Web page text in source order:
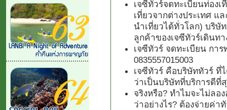
เจซีทัวร์จดทะเบียนท่องเ
เที่ยวจากต่างประเทศ แ
นำเที่ยวได้ทั่วโลก) บริษั
ลูกค้าของเจซีทัวร์เดินทา
เจซีทัวร์ จดทะเบียน กา
0835557015003
เจซีทัวร์ คือบริษัททัวร์ ที่
ว่าเป็นบริษัทที่บริการดีที่
จริงหรือ? ทำไมจะไม่ลอ
ว่าอย่างไร? ต้องจ่ายค่